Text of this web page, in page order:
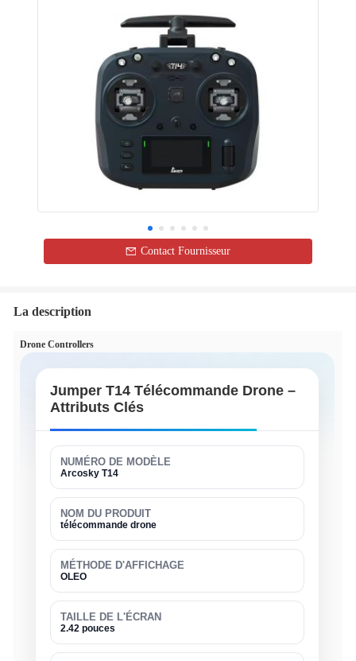
Contact Fournisseur
La description
Drone Controllers
Jumper T14 Télécommande Drone –
Attributs Clés
NUMÉRO DE MODÈLE
Arcosky T14
NOM DU PRODUIT
télécommande drone
MÉTHODE D'AFFICHAGE
OLEO
TAILLE DE L'ÉCRAN
2.42 pouces